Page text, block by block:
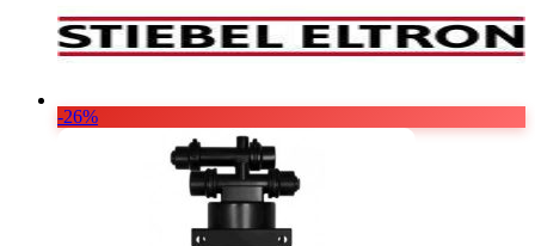
Vật Liệu Nước
Thiết Bị Nước STIEBEL ELTRON
Thiết Bị Nước TÂN Á ĐẠI THÀNH
-26%